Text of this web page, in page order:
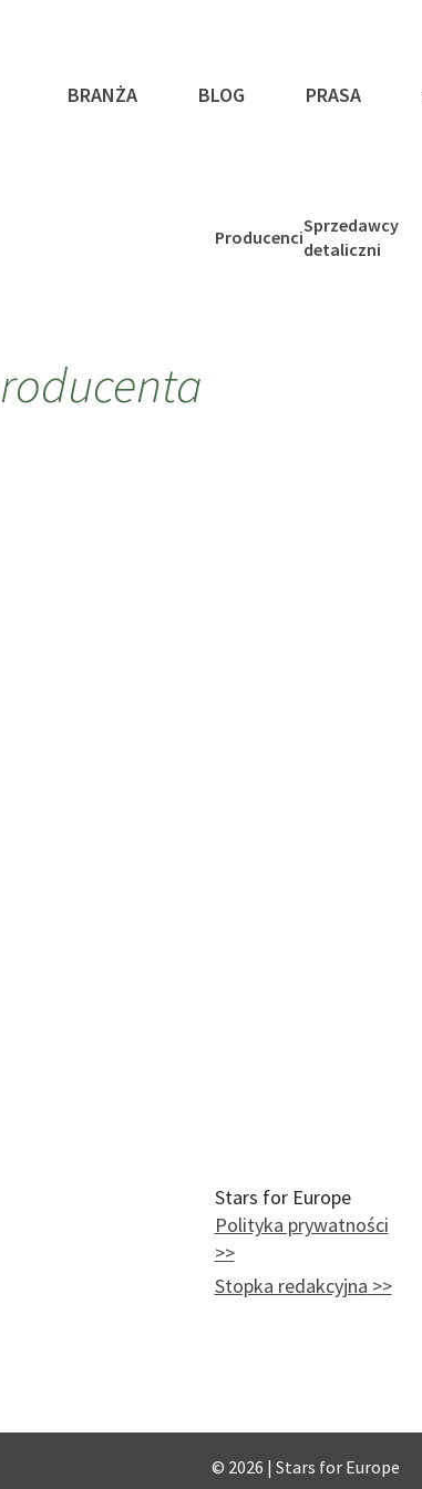
BRANŻA BLOG PRASA
Producenci
Sprzedawcy
detaliczni
Stars for Europe
Polityka prywatności
Stopka redakcyjna
© 2026 | Stars for Europe